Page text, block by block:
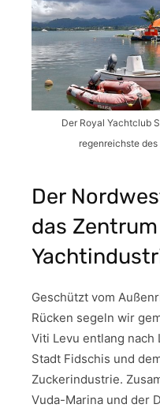
Der Royal Yachtclub
regenreichste
Der
das
Geschützt vom
Rücken segeln wir
Viti Levu entlang
Stadt Fidschis und
Zuckerindustrie.
Vuda-Marina und der